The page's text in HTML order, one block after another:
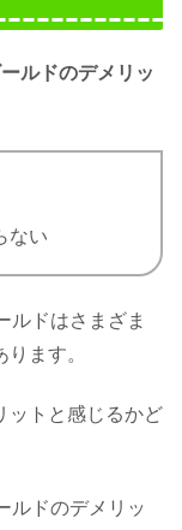
ルドのデメリッ
ない
ルドはさまざま
ます。
ットと感じるかど
ルドのデメリッ